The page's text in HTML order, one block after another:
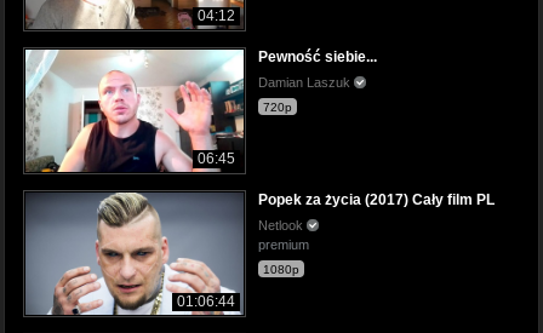
04:12
06:45
Pewność siebie...
Damian Laszuk
720p
01:06:44
Popek za życia (2017) Cały film PL
Netlook
premium
1080p